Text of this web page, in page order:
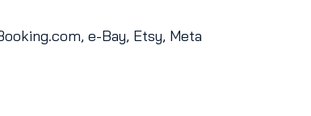
e-Bay, Etsy, Meta